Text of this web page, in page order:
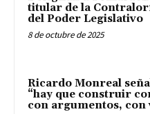
titular de la
del Poder Legislativo
8 de octubre de 2025
Ricardo Monreal
“hay que construir
con argumentos, con